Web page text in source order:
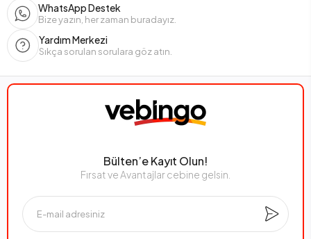
WhatsApp Destek
Bize yazın, her zaman buradayız.
Yardım Merkezi
Sıkça sorulan sorulara göz atın.
Bülten’e Kayıt Olun!
Fırsat ve Avantajlar cebine gelsin.